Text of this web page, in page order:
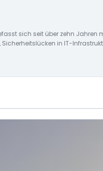
sich seit über zehn
in IT-